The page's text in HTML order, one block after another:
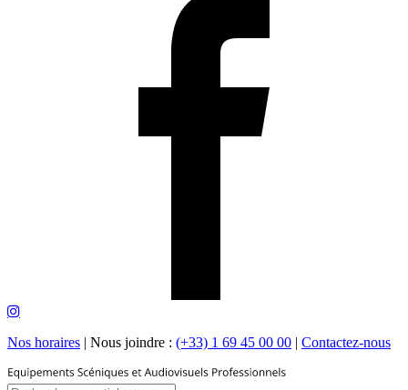
Nos horaires | Nous joindre : (+33) 1 69 45 00 00 | Contactez-nous